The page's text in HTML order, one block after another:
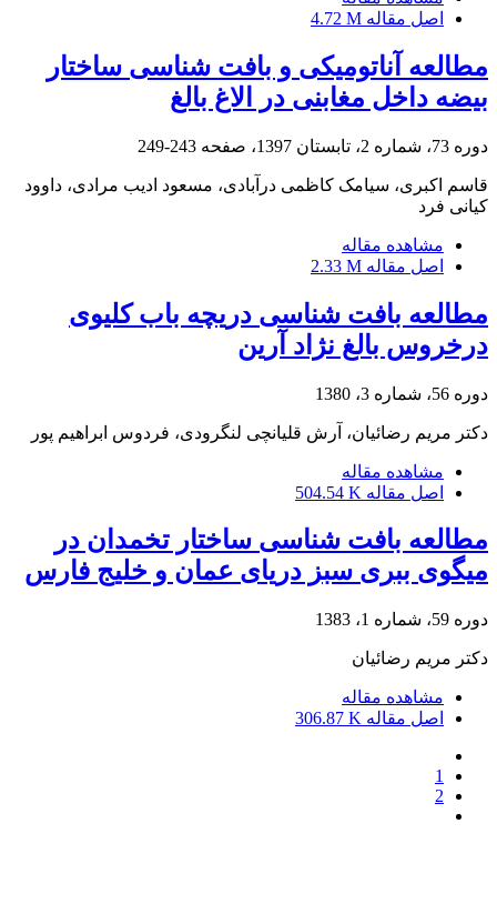
اصل مقاله 4.72 M
مطالعه آناتومیکی و بافت‏ شناسی ساختار
بیضه داخل مغابنی در الاغ بالغ
دوره 73، شماره 2، تابستان 1397، صفحه 243-249
قاسم اکبری، سیامک کاظمی درآبادی، مسعود ادیب مرادی، داوود
کیانی فرد
مشاهده مقاله
اصل مقاله 2.33 M
مطالعه بافت شناسی دریچه باب کلیوی
درخروس بالغ نژاد آرین
دوره 56، شماره 3، 1380
دکتر مریم رضائیان، آرش قلیانچی لنگرودی، فردوس ابراهیم پور
مشاهده مقاله
اصل مقاله 504.54 K
مطالعه بافت شناسی ساختار تخمدان در
میگوی ببری سبز دریای عمان و خلیج فارس
دوره 59، شماره 1، 1383
دکتر مریم رضائیان
مشاهده مقاله
اصل مقاله 306.87 K
1
2